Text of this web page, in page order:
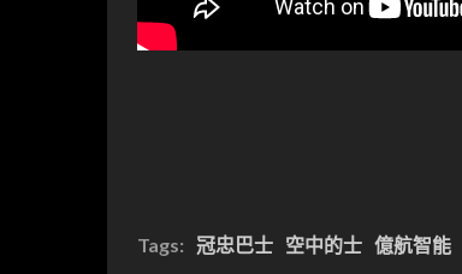
Tags: 冠忠巴士 空中的士 億航智能